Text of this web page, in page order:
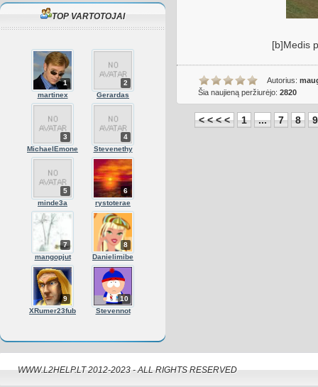
TOP VARTOTOJAI
1
martinex
2
Gerardas
3
MichaelEmone
4
Stevenethy
5
minde3a
6
rystoterae
7
mangopjut
8
Danielimibe
9
XRumer23fub
10
Stevennot
[b]Medis
Autorius:
Šia naujieną peržiurėjo: 2820
< < < < 1 ... 7 8 9
WWW.L2HELP.LT 2012-2023 - ALL RIGHTS RESERVED